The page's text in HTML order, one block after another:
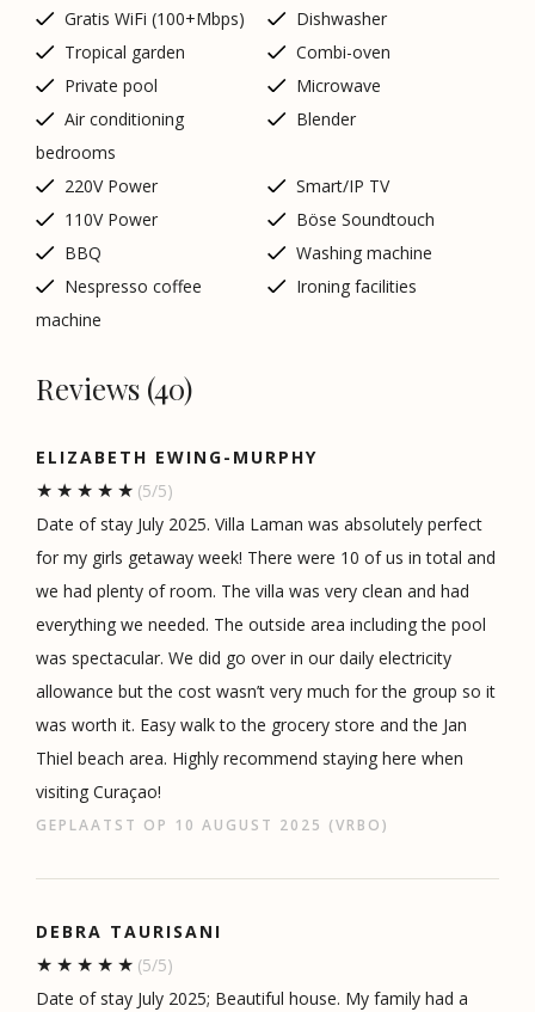
Gratis WiFi (100+Mbps)
Dishwasher
Tropical garden
Combi-oven
Private pool
Microwave
Air conditioning
bedrooms
Blender
220V Power
Smart/IP TV
110V Power
Böse Soundtouch
BBQ
Washing machine
Nespresso coffee
machine
Ironing facilities
Reviews (40)
ELIZABETH EWING-MURPHY
(5/5)
Date of stay July 2025. Villa Laman was absolutely perfect
for my girls getaway week! There were 10 of us in total and
we had plenty of room. The villa was very clean and had
everything we needed. The outside area including the pool
was spectacular. We did go over in our daily electricity
allowance but the cost wasn’t very much for the group so it
was worth it. Easy walk to the grocery store and the Jan
Thiel beach area. Highly recommend staying here when
visiting Curaçao!
GEPLAATST OP 10 AUGUST 2025 (VRBO)
DEBRA TAURISANI
(5/5)
Date of stay July 2025; Beautiful house. My family had a